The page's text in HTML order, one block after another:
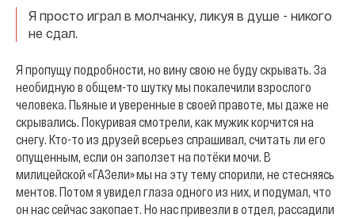
Я просто играл в молчанку, ликуя в душе - никого
не сдал.
Я пропущу подробности, но вину свою не буду скрывать. За
необидную в общем-то шутку мы покалечили взрослого
человека. Пьяные и уверенные в своей правоте, мы даже не
скрывались. Покуривая смотрели, как мужик корчится на
снегу. Кто-то из друзей всерьез спрашивал, считать ли его
опущенным, если он заползет на потёки мочи. В
милицейской «ГАЗели» мы на эту тему спорили, не стесняясь
ментов. Потом я увидел глаза одного из них, и подумал, что
он нас сейчас закопает. Но нас привезли в отдел, рассадили